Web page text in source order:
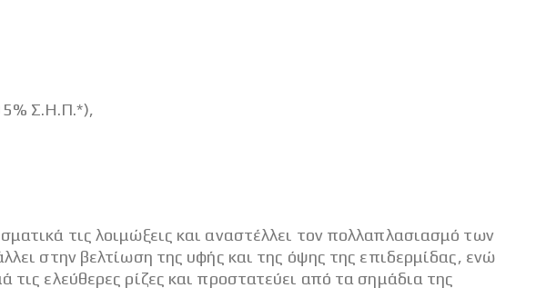
Σ.Η.Π.*),
τις λοιμώξεις και αναστέλλει τον πολλαπλασιασμό των
στην βελτίωση της υφής και της όψης της επιδερμίδας, ενώ
τις ελεύθερες ρίζες και προστατεύει από τα σημάδια της